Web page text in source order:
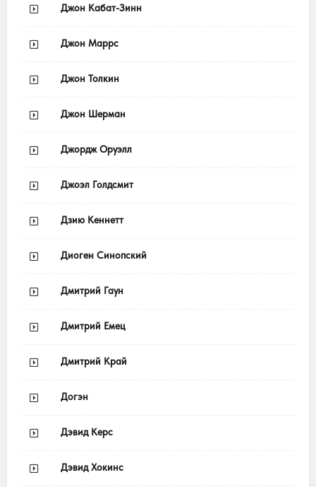
Джон Кабат-Зинн
Джон Маррс
Джон Толкин
Джон Шерман
Джордж Оруэлл
Джоэл Голдсмит
Дзию Кеннетт
Диоген Синопский
Дмитрий Гаун
Дмитрий Емец
Дмитрий Край
Догэн
Дэвид Керс
Дэвид Хокинс